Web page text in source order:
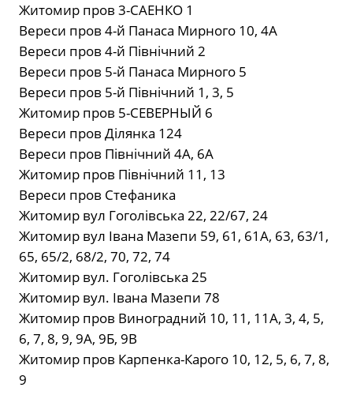
Житомир пров 3-САЕНКО 1
Вереси пров 4-й Панаса Мирного 10, 4А
Вереси пров 4-й Північний 2
Вереси пров 5-й Панаса Мирного 5
Вереси пров 5-й Північний 1, 3, 5
Житомир пров 5-СЕВЕРНЫЙ 6
Вереси пров Ділянка 124
Вереси пров Північний 4А, 6А
Житомир пров Північний 11, 13
Вереси пров Стефаника
Житомир вул Гоголівська 22, 22/67, 24
Житомир вул Івана Мазепи 59, 61, 61А, 63, 63/1,
65, 65/2, 68/2, 70, 72, 74
Житомир вул. Гоголівська 25
Житомир вул. Івана Мазепи 78
Житомир пров Виноградний 10, 11, 11А, 3, 4, 5,
6, 7, 8, 9, 9А, 9Б, 9В
Житомир пров Карпенка-Карого 10, 12, 5, 6, 7, 8,
9